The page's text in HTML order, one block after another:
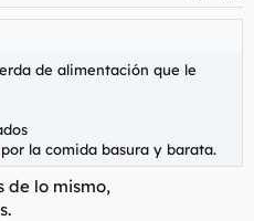
de alimentación que le
la comida basura y barata.
de lo mismo,